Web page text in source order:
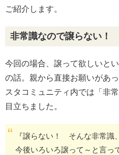
ご紹介します。
非常識なので譲らない！
今回の場合、譲って欲しいと
の話。親から直接お願いがあ
スタコミュニティ内では「非
目立ちました。
『譲らない！ そんな非常識
今後いろいろ譲って～と言っ